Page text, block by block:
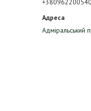
+380962200540
Адміральський